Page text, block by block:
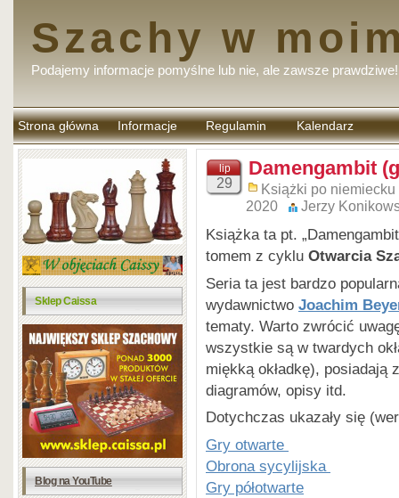
Szachy w
Podajemy informacje pomyślne lub nie, ale zawsze prawdziwe!
Strona główna Informacje Regulamin
komentarzy
Kalendarz
Sklep Caissa
Blog na YouTube
lip
29
Damengambit
Książki po niemiecku
2020
Jerzy
Książka ta pt.
tomem z cyklu Otwarcia
Seria ta jest bardzo
wydawnictwo Joachim
tematy. Warto zwrócić
wszystkie są w twardych
miękką okładkę), posiadają
diagramów, opisy itd.
Dotychczas ukazały się
Gry otwarte
Obrona sycylijska
Gry półotwarte